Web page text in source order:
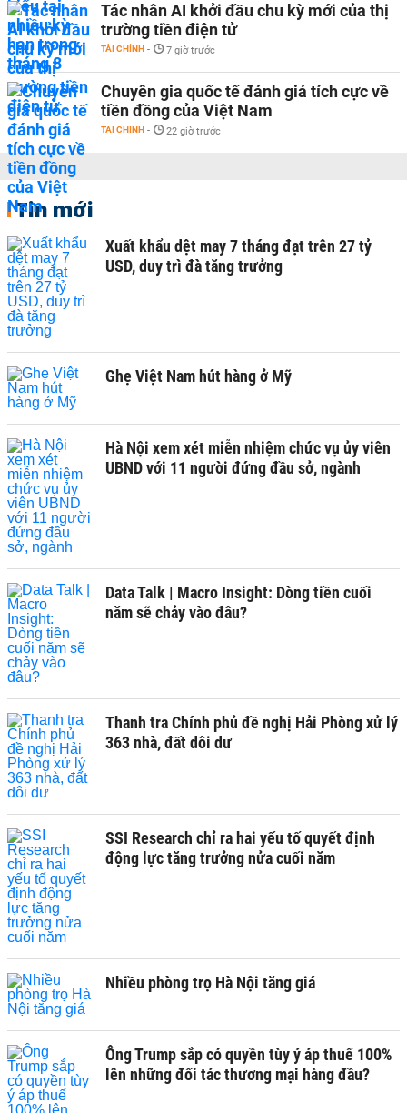
Tác nhân AI khởi đầu chu kỳ mới của thị
trường tiền điện tử
TÀI CHÍNH - 7 giờ trước
Chuyên gia quốc tế đánh giá tích cực về
tiền đồng của Việt Nam
TÀI CHÍNH - 22 giờ trước
Tin mới
Xuất khẩu dệt may 7 tháng đạt trên 27 tỷ
USD, duy trì đà tăng trưởng
Ghẹ Việt Nam hút hàng ở Mỹ
Hà Nội xem xét miễn nhiệm chức vụ ủy viên
UBND với 11 người đứng đầu sở, ngành
Data Talk | Macro Insight: Dòng tiền cuối
năm sẽ chảy vào đâu?
Thanh tra Chính phủ đề nghị Hải Phòng xử lý
363 nhà, đất dôi dư
SSI Research chỉ ra hai yếu tố quyết định
động lực tăng trưởng nửa cuối năm
Nhiều phòng trọ Hà Nội tăng giá
Ông Trump sắp có quyền tùy ý áp thuế 100%
lên những đối tác thương mại hàng đầu?